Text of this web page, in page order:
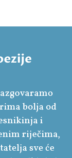
bolja od
i
riječima,
sve će